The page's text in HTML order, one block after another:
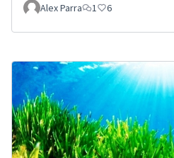
Alex Parra 1 6